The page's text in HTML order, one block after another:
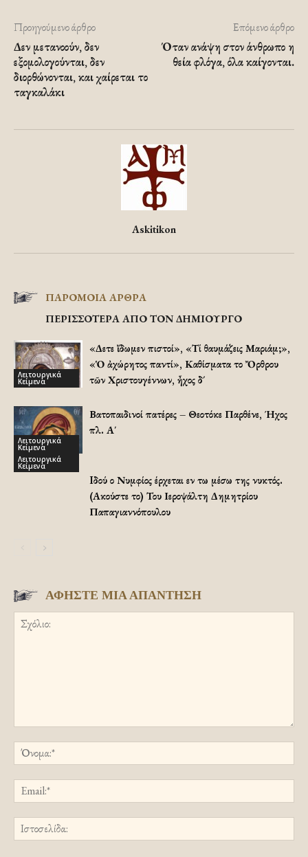
Προηγούμενο άρθρο
Δεν μετανοούν, δεν
εξομολογούνται, δεν
διορθώνονται, και χαίρεται το
ταγκαλάκι
Επόμενο άρθρο
Όταν ανάψη στον άνθρωπο η
θεία φλόγα, όλα καίγονται.
Askitikon
ΠΑΡΟΜΟΙΑ ΑΡΘΡΑ
ΠΕΡΙΣΣΟΤΕΡΑ ΑΠΟ ΤΟΝ ΔΗΜΙΟΥΡΓΟ
Λειτουργικά
Κείμενα
«Δεῦτε ἴδωμεν πιστοί», «Τί θαυμάζεις Μαριάμ;»,
«Ὁ ἀχώρητος παντί», Καθίσματα τοῦ Ὄρθρου
τῶν Χριστουγέννων, ἦχος δ´
Λειτουργικά
Κείμενα
Βατοπαιδινοί πατέρες – Θεοτόκε Παρθένε, Ήχος
πλ. Α΄
Λειτουργικά
Κείμενα
Iδού ο Νυμφίος έρχεται εν τω μέσω της νυκτός.
(Ακούστε το) Του Ιεροψάλτη Δημητρίου
Παπαγιαννόπουλου
ΑΦΗΣΤΕ ΜΙΑ ΑΠΑΝΤΗΣΗ